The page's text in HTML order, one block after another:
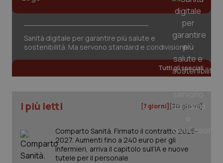
Sanità digitale per garantire più salute e
sostenibilità. Ma servono standard e condivisione
Tutti gli speciali
I più letti [7 giorni] [30 giorni]
Comparto Sanità. Firmato il contratto 2025-
2027. Aumenti fino a 240 euro per gli
infermieri, arriva il capitolo sull'IA e nuove
tutele per il personale